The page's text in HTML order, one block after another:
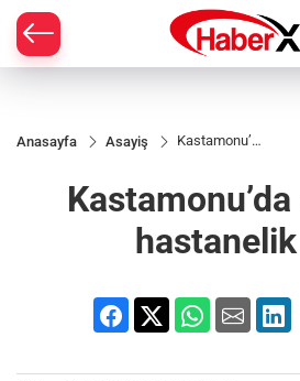
Anasayfa Asayiş
Kastamonu’da
Kastamonu’da